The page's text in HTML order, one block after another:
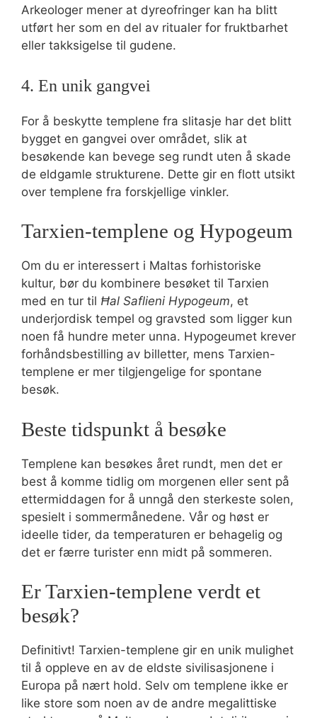
Arkeologer mener at dyreofringer kan ha blitt
utført her som en del av ritualer for fruktbarhet
eller takksigelse til gudene.
4. En unik gangvei
For å beskytte templene fra slitasje har det blitt
bygget en gangvei over området, slik at
besøkende kan bevege seg rundt uten å skade
de eldgamle strukturene. Dette gir en flott utsikt
over templene fra forskjellige vinkler.
Tarxien-templene og Hypogeum
Om du er interessert i Maltas forhistoriske
kultur, bør du kombinere besøket til Tarxien
med en tur til Ħal Saflieni Hypogeum, et
underjordisk tempel og gravsted som ligger kun
noen få hundre meter unna. Hypogeumet krever
forhåndsbestilling av billetter, mens Tarxien-
templene er mer tilgjengelige for spontane
besøk.
Beste tidspunkt å besøke
Templene kan besøkes året rundt, men det er
best å komme tidlig om morgenen eller sent på
ettermiddagen for å unngå den sterkeste solen,
spesielt i sommermånedene. Vår og høst er
ideelle tider, da temperaturen er behagelig og
det er færre turister enn midt på sommeren.
Er Tarxien-templene verdt et
besøk?
Definitivt! Tarxien-templene gir en unik mulighet
til å oppleve en av de eldste sivilisasjonene i
Europa på nært hold. Selv om templene ikke er
like store som noen av de andre megalittiske